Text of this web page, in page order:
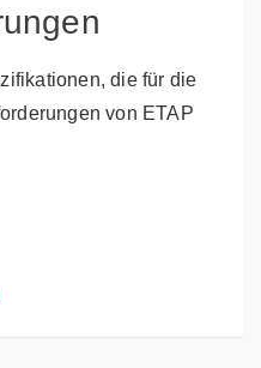
die für die
von ETAP